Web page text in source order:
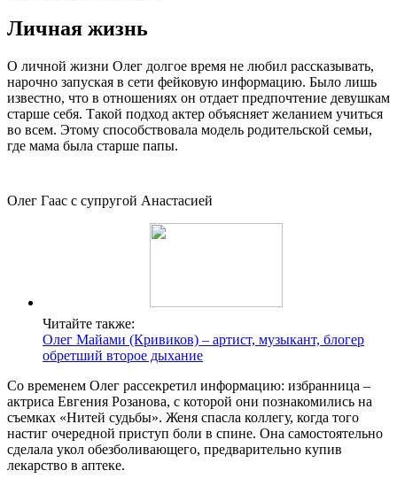
Личная жизнь
О личной жизни Олег долгое время не любил рассказывать,
нарочно запуская в сети фейковую информацию. Было лишь
известно, что в отношениях он отдает предпочтение девушкам
старше себя. Такой подход актер объясняет желанием учиться
во всем. Этому способствовала модель родительской семьи,
где мама была старше папы.
Олег Гаас с супругой Анастасией
Читайте также:
Олег Майами (Кривиков) – артист, музыкант, блогер
обретший второе дыхание
Со временем Олег рассекретил информацию: избранница –
актриса Евгения Розанова, с которой они познакомились на
съемках «Нитей судьбы». Женя спасла коллегу, когда того
настиг очередной приступ боли в спине. Она самостоятельно
сделала укол обезболивающего, предварительно купив
лекарство в аптеке.